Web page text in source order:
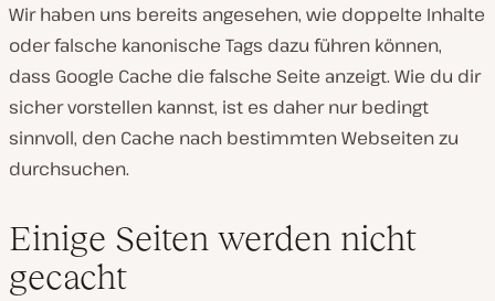
Wir haben uns bereits angesehen, wie doppelte Inhalte
oder falsche kanonische Tags dazu führen können,
dass Google Cache die falsche Seite anzeigt. Wie du dir
sicher vorstellen kannst, ist es daher nur bedingt
sinnvoll, den Cache nach bestimmten Webseiten zu
durchsuchen.
Einige Seiten werden nicht
gecacht